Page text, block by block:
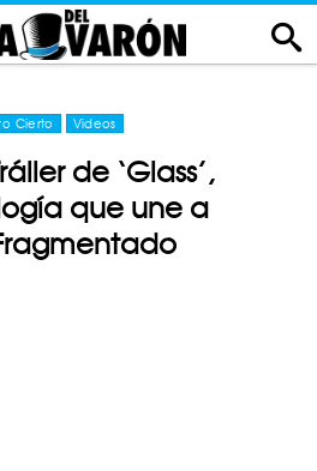
Cierto Videos
de ‘Glass’,
que une a